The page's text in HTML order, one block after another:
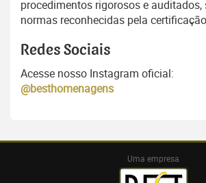
procedimentos rigorosos e auditados,
normas reconhecidas pela
Redes Sociais
Acesse nosso Instagram oficial:
@besthomenagens
Uma empresa